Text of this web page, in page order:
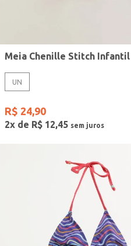
UN
R$ 24,90
2x de R$ 12,45